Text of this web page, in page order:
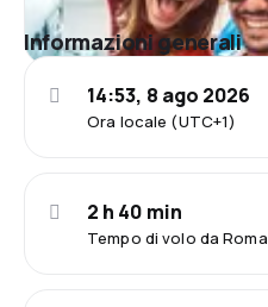
Informazioni generali
Ora locale (UTC+1)
14:53, 8 ago 2026
Tempo di volo da Roma
2 h 40 min